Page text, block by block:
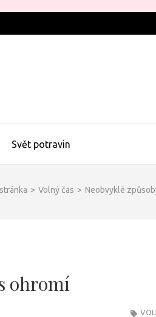
Svět potravin
> Volný čas > Neobvyklé
ohromí